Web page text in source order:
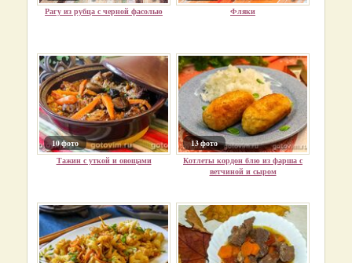
Рагу из рубца с черной фасолью
Фляки
10 фото
Тажин с уткой и овощами
13 фото
Котлеты кордон блю из фарша с
ветчиной и сыром